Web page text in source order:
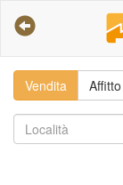
Vendita Affitto